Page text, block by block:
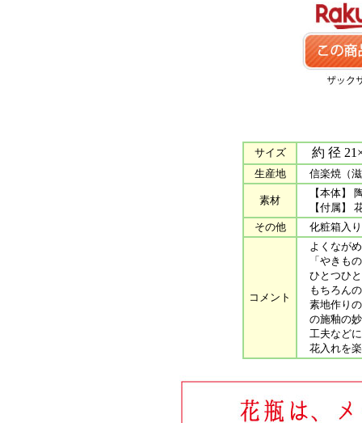
サイズ 約 径
生産地 信楽焼（
素材
【本体】
【付属】
その他
化粧箱入り
コメント
よくながめ
「やきもの
ひとつひと
もちろんの
素地作りの
の施釉の妙
工夫などに
花入れを楽